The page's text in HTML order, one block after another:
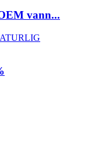
vann...